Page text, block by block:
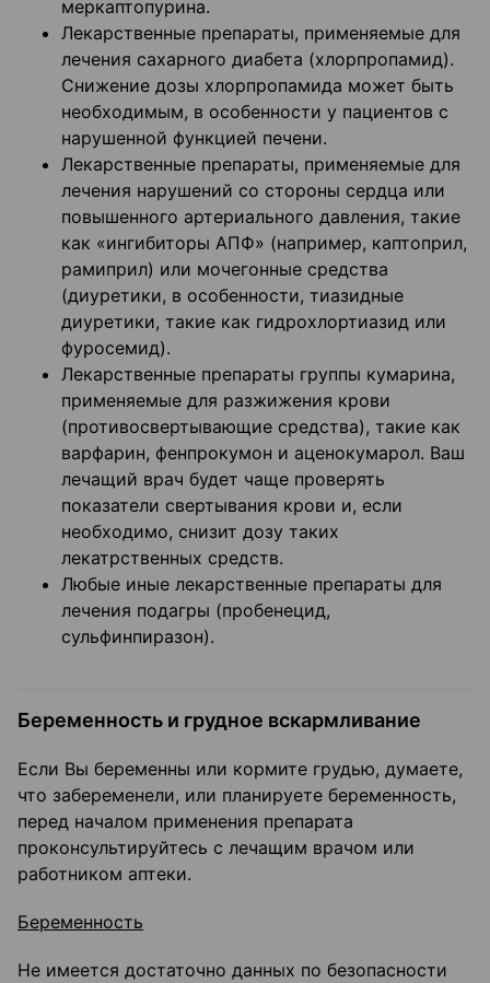
меркаптопурина.
Лекарственные препараты, применяемые для
лечения сахарного диабета (хлорпропамид).
Снижение дозы хлорпропамида может быть
необходимым, в особенности у пациентов с
нарушенной функцией печени.
Лекарственные препараты, применяемые для
лечения нарушений со стороны сердца или
повышенного артериального давления, такие
как «ингибиторы АПФ» (например, каптоприл,
рамиприл) или мочегонные средства
(диуретики, в особенности, тиазидные
диуретики, такие как гидрохлортиазид или
фуросемид).
Лекарственные препараты группы кумарина,
применяемые для разжижения крови
(противосвертывающие средства), такие как
варфарин, фенпрокумон и аценокумарол. Ваш
лечащий врач будет чаще проверять
показатели свертывания крови и, если
необходимо, снизит дозу таких
лекатрственных средств.
Любые иные лекарственные препараты для
лечения подагры (пробенецид,
сульфинпиразон).
Беременность и грудное вскармливание
Если Вы беременны или кормите грудью, думаете,
что забеременели, или планируете беременность,
перед началом применения препарата
проконсультируйтесь с лечащим врачом или
работником аптеки.
Беременность
Не имеется достаточно данных по безопасности